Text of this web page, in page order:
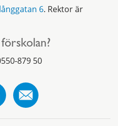
6. Rektor är
879 50